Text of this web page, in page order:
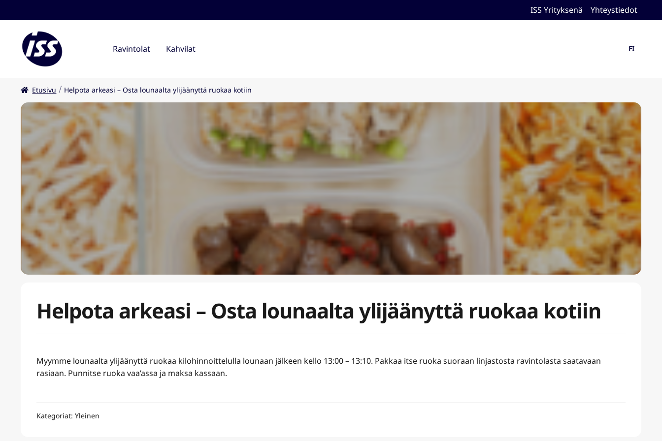
ISS Yrityksenä Yhteystiedot
Ravintolat Kahvilat FI
Etusivu Helpota arkeasi – Osta lounaalta ylijäänyttä ruokaa kotiin
Helpota arkeasi – Osta lounaalta ylijäänyttä ruokaa kotiin
Myymme lounaalta ylijäänyttä ruokaa kilohinnoittelulla lounaan jälkeen kello 13:00 – 13:10. Pakkaa itse ruoka suoraan linjastosta ravintolasta saatavaan
rasiaan. Punnitse ruoka vaa’assa ja maksa kassaan.
Kategoriat: Yleinen